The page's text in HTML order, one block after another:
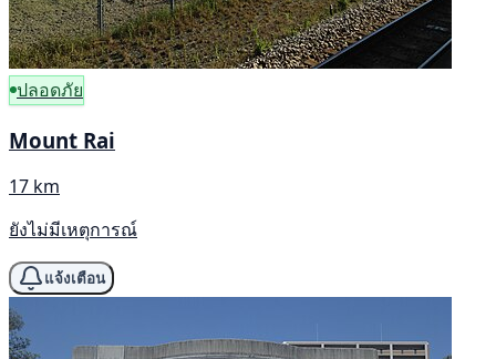
ปลอดภัย
Mount Rai
17 km
ยังไม่มีเหตุการณ์
แจ้งเตือน